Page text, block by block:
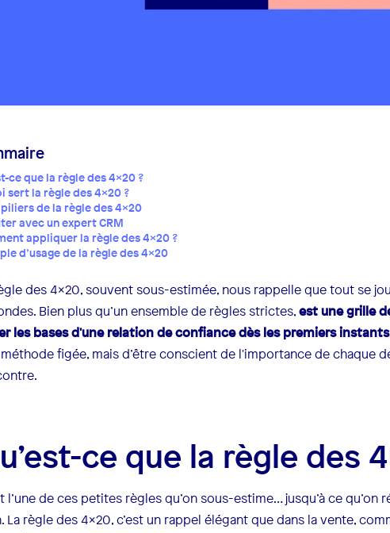
ce que la règle des 4x20 ?
sert la règle des 4x20 ?
piliers de la règle des 4x20
avec un expert CRM
appliquer la règle des 4x20 ?
d’usage de la règle des 4x20
des 4x20, souvent sous-estimée, nous rappelle que tout se
Bien plus qu’un ensemble de règles strictes,est une grille
les bases d'une relation de confiance dès les premiers instants
figée, mais d’être conscient de l'importance de chaque
ce que la règle des
l’une de ces petites règles qu’on sous-estime… jusqu’à ce qu’on
La règle des 4x20, c’est un rappel élégant que dans la vente,